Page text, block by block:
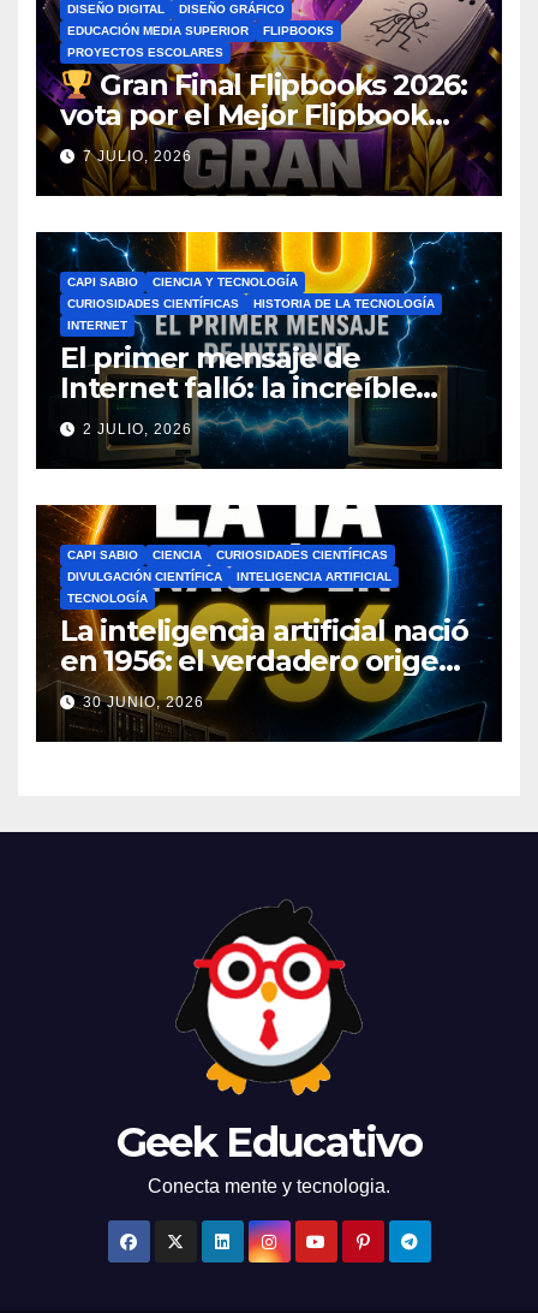
DISEÑO DIGITAL
DISEÑO GRÁFICO
EDUCACIÓN MEDIA SUPERIOR
FLIPBOOKS
PROYECTOS ESCOLARES
Gran Final Flipbooks 2026:
vota por el Mejor Flipbook
del Ciclo Escolar
7 JULIO, 2026
CAPI SABIO
CIENCIA Y TECNOLOGÍA
CURIOSIDADES CIENTÍFICAS
HISTORIA DE LA TECNOLOGÍA
INTERNET
El primer mensaje de
Internet falló: la increíble
historia de ARPANET que
cambió el mundo
2 JULIO, 2026
CAPI SABIO CIENCIA
CURIOSIDADES CIENTÍFICAS
DIVULGACIÓN CIENTÍFICA
INTELIGENCIA ARTIFICIAL
TECNOLOGÍA
La inteligencia artificial nació
en 1956: el verdadero origen
de la IA que cambió el
mundo
30 JUNIO, 2026
Geek Educativo
Conecta mente y tecnologia.